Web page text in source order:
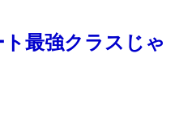
最強クラスじゃ